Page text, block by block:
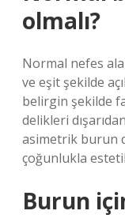
olmalı?
Normal nefes
ve eşit şekilde
belirgin şekilde
delikleri
asimetrik burun
çoğunlukla
Burun